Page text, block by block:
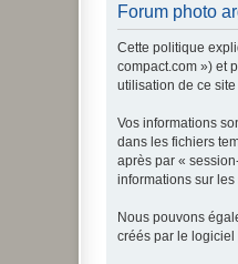
Forum photo
Cette politique
compact.com ») et
utilisation de ce
Vos informations
dans les fichiers
après par «
informations sur
Nous pouvons
créés par le logiciel